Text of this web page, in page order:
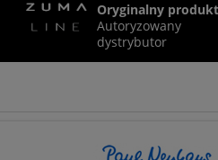
Oryginalny produkt
Autoryzowany
dystrybutor